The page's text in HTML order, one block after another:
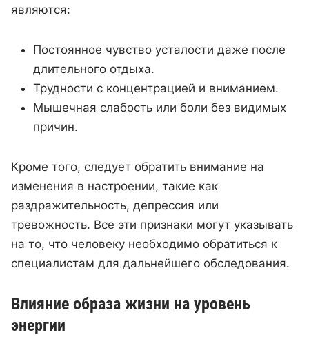
являются:
Постоянное чувство усталости даже после
длительного отдыха.
Трудности с концентрацией и вниманием.
Мышечная слабость или боли без видимых
причин.
Кроме того, следует обратить внимание на
изменения в настроении, такие как
раздражительность, депрессия или
тревожность. Все эти признаки могут указывать
на то, что человеку необходимо обратиться к
специалистам для дальнейшего обследования.
Влияние образа жизни на уровень
энергии